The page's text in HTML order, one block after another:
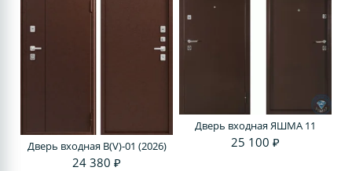
Дверь входная В(V)-01 (2026)
24 380 ₽
Дверь входная ЯШМА 11
25 100 ₽